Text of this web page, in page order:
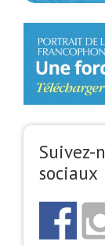
Suivez-
sociaux